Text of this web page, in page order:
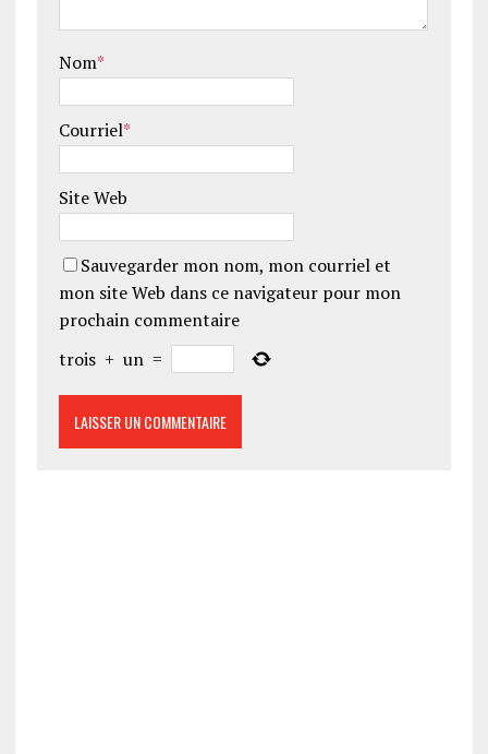
Nom*
Courriel*
Site Web
Sauvegarder mon nom, mon courriel et
mon site Web dans ce navigateur pour mon
prochain commentaire
trois + un =